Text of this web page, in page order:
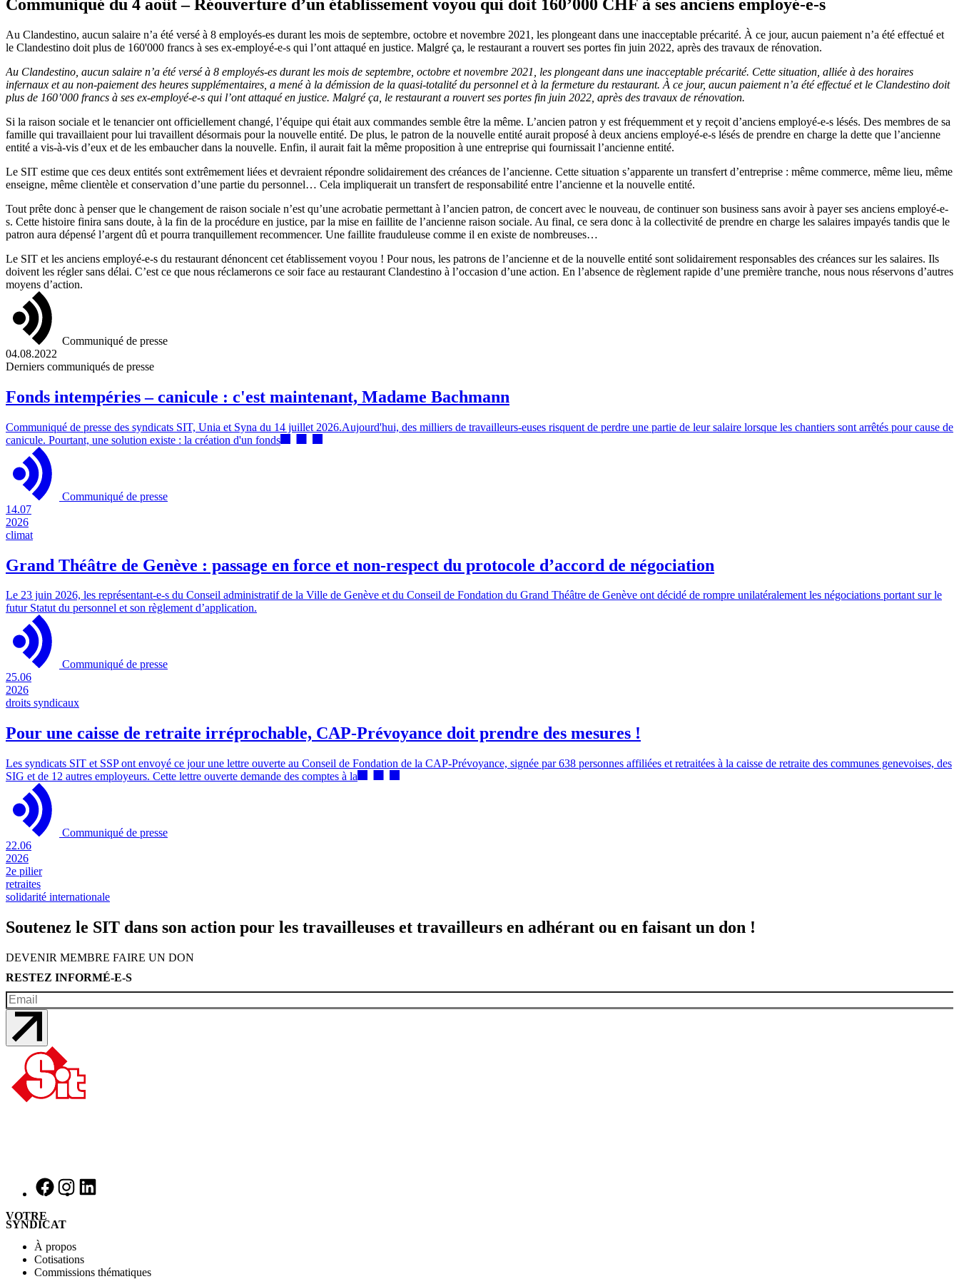
Communiqué du 4 août – Réouverture d’un établissement voyou qui doit 160’000 CHF à ses anciens employé-e-s
Au Clandestino, aucun salaire n’a été versé à 8 employés-es durant les mois de septembre, octobre et novembre 2021, les plongeant dans une inacceptable précarité. À ce jour, aucun paiement n’a été effectué et
le Clandestino doit plus de 160'000 francs à ses ex-employé-e-s qui l’ont attaqué en justice. Malgré ça, le restaurant a rouvert ses portes fin juin 2022, après des travaux de rénovation.
Au Clandestino, aucun salaire n’a été versé à 8 employés-es durant les mois de septembre, octobre et novembre 2021, les plongeant dans une inacceptable précarité. Cette situation, alliée à des horaires
infernaux et au non-paiement des heures supplémentaires, a mené à la démission de la quasi-totalité du personnel et à la fermeture du restaurant. À ce jour, aucun paiement n’a été effectué et le Clandestino doit
plus de 160’000 francs à ses ex-employé-e-s qui l’ont attaqué en justice. Malgré ça, le restaurant a rouvert ses portes fin juin 2022, après des travaux de rénovation.
Si la raison sociale et le tenancier ont officiellement changé, l’équipe qui était aux commandes semble être la même. L’ancien patron y est fréquemment et y reçoit d’anciens employé-e-s lésés. Des membres de sa
famille qui travaillaient pour lui travaillent désormais pour la nouvelle entité. De plus, le patron de la nouvelle entité aurait proposé à deux anciens employé-e-s lésés de prendre en charge la dette que l’ancienne
entité a vis-à-vis d’eux et de les embaucher dans la nouvelle. Enfin, il aurait fait la même proposition à une entreprise qui fournissait l’ancienne entité.
Le SIT estime que ces deux entités sont extrêmement liées et devraient répondre solidairement des créances de l’ancienne. Cette situation s’apparente un transfert d’entreprise : même commerce, même lieu, même
enseigne, même clientèle et conservation d’une partie du personnel… Cela impliquerait un transfert de responsabilité entre l’ancienne et la nouvelle entité.
Tout prête donc à penser que le changement de raison sociale n’est qu’une acrobatie permettant à l’ancien patron, de concert avec le nouveau, de continuer son business sans avoir à payer ses anciens employé-e-
s. Cette histoire finira sans doute, à la fin de la procédure en justice, par la mise en faillite de l’ancienne raison sociale. Au final, ce sera donc à la collectivité de prendre en charge les salaires impayés tandis que le
patron aura dépensé l’argent dû et pourra tranquillement recommencer. Une faillite frauduleuse comme il en existe de nombreuses…
Le SIT et les anciens employé-e-s du restaurant dénoncent cet établissement voyou ! Pour nous, les patrons de l’ancienne et de la nouvelle entité sont solidairement responsables des créances sur les salaires. Ils
doivent les régler sans délai. C’est ce que nous réclamerons ce soir face au restaurant Clandestino à l’occasion d’une action. En l’absence de règlement rapide d’une première tranche, nous nous réservons d’autres
moyens d’action.
Communiqué de presse
04.08.2022
Derniers communiqués de presse
Fonds intempéries – canicule : c'est maintenant, Madame Bachmann
Communiqué de presse des syndicats SIT, Unia et Syna du 14 juillet 2026.Aujourd'hui, des milliers de travailleurs-euses risquent de perdre une partie de leur salaire lorsque les chantiers sont arrêtés pour cause de
canicule. Pourtant, une solution existe : la création d'un fonds
Communiqué de presse
14.07
2026
climat
Grand Théâtre de Genève : passage en force et non-respect du protocole d’accord de négociation
Le 23 juin 2026, les représentant-e-s du Conseil administratif de la Ville de Genève et du Conseil de Fondation du Grand Théâtre de Genève ont décidé de rompre unilatéralement les négociations portant sur le
futur Statut du personnel et son règlement d’application.
Communiqué de presse
25.06
2026
droits syndicaux
Pour une caisse de retraite irréprochable, CAP-Prévoyance doit prendre des mesures !
Les syndicats SIT et SSP ont envoyé ce jour une lettre ouverte au Conseil de Fondation de la CAP-Prévoyance, signée par 638 personnes affiliées et retraitées à la caisse de retraite des communes genevoises, des
SIG et de 12 autres employeurs. Cette lettre ouverte demande des comptes à la
Communiqué de presse
22.06
2026
2e pilier
retraites
solidarité internationale
Soutenez le SIT dans son action pour les travailleuses et travailleurs en adhérant ou en faisant un don !
DEVENIR MEMBRE FAIRE UN DON
RESTEZ INFORMÉ-E-S
VOTRE
SYNDICAT
À propos
Cotisations
Commissions thématiques